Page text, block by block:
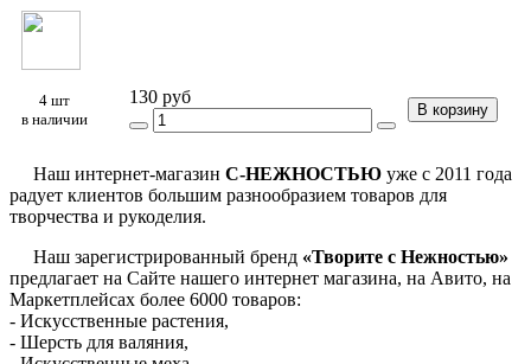
4 шт
в наличии
130 руб
В корзину
Наш интернет-магазин С-НЕЖНОСТЬЮ уже с 2011 года
радует клиентов большим разнообразием товаров для
творчества и рукоделия.
Наш зарегистрированный бренд «Творите с Нежностью»
предлагает на Сайте нашего интернет магазина, на Авито, на
Маркетплейсах более 6000 товаров:
- Искусственные растения,
- Шерсть для валяния,